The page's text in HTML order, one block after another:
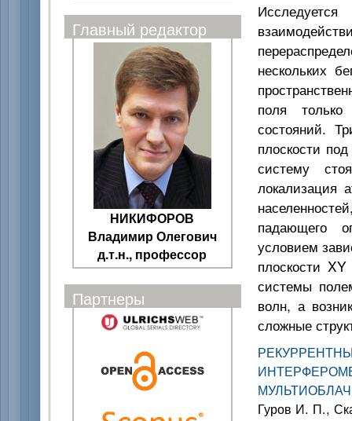
Главный редактор
НИКИФОРОВ
Владимир Олегович
д.т.н., профессор
Партнеры
нескольких
поля
состояний.
плоскости
систему
локализация
падающего
условием
плоскости
системы
волн, а
сложные
Гуров И. П.,